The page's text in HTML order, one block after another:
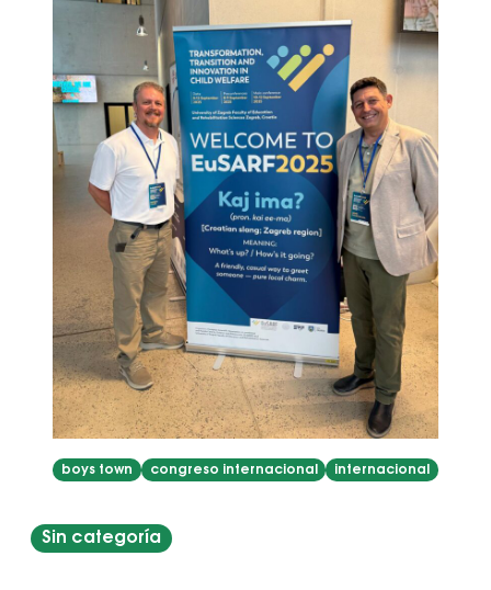
boys town congreso internacional internacional
Sin categoría